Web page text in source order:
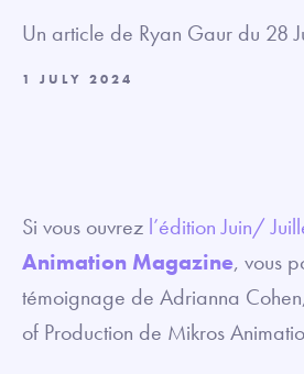
Un article de Ryan Gaur du 28
1 JULY 2024
Si vous ouvrez l’édition Juin/
Animation Magazine, vous
témoignage de Adrianna
of Production de Mikros